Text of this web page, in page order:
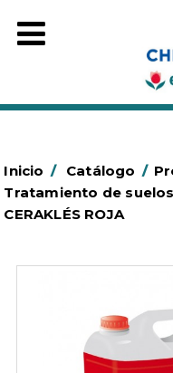
Inicio / Catálogo /
Tratamiento de suelos
CERAKLÉS ROJA